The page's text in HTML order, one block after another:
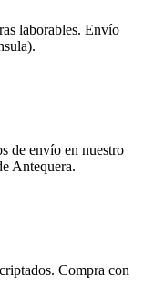
laborables. Envío
de envío en nuestro
Antequera.
Compra con